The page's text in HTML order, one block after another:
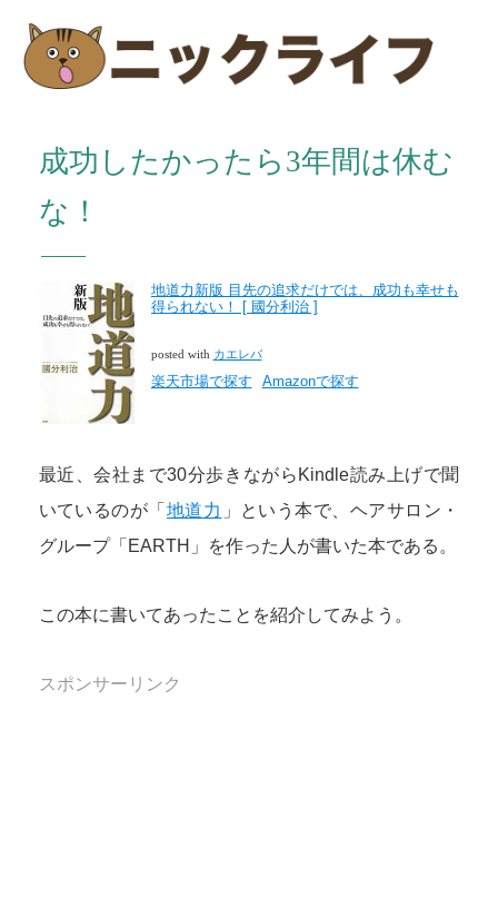
成功したかったら3年間は休む
な！
地道力新版 目先の追求だけでは、成功も幸せも
得られない！ [ 國分利治 ]
posted with カエレバ
楽天市場で探す Amazonで探す
最近、会社まで30分歩きながらKindle読み上げで聞
いているのが「 地道力 」という本で、ヘアサロン・
グループ「EARTH」を作った人が書いた本である。
この本に書いてあったことを紹介してみよう。
スポンサーリンク